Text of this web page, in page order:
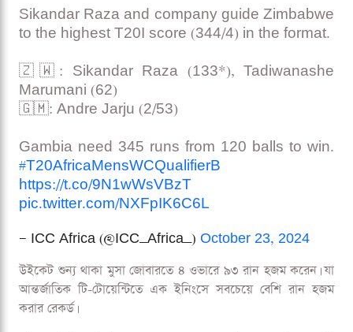
Sikandar Raza and company guide Zimbabwe
to the highest T20I score (344/4) in the format.
🇿🇼: Sikandar Raza (133*), Tadiwanashe
Marumani (62)
🇬🇲: Andre Jarju (2/53)
Gambia need 345 runs from 120 balls to win.
#T20AfricaMensWCQualifierB
https://t.co/9N1wWsVBzT
pic.twitter.com/NXFpIK6C6L
— ICC Africa (@ICC_Africa_) October 23, 2024
উইকেট শুন্য থাকা মুসা জোবারতে ৪ ওভারে ৯৩ রান হজম করেন। যা
আন্তর্জাতিক টি-টোয়েন্টিতে এক ইনিংসে সবচেয়ে বেশি রান হজম
করার রেকর্ড।